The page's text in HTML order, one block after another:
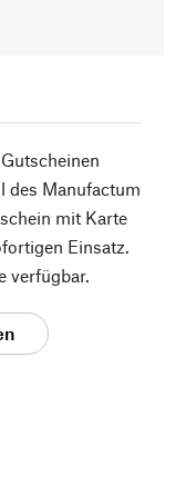
des Manufactum
mit Karte
Einsatz.
verfügbar.